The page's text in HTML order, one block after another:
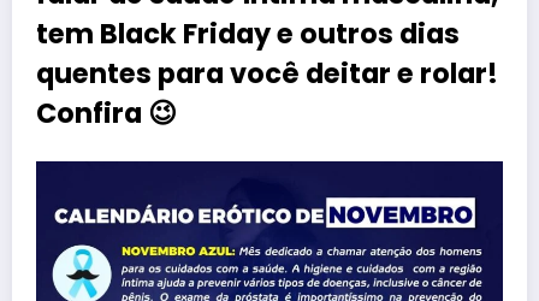
tem Black Friday e outros dias
quentes para você deitar e rolar!
Confira 😉